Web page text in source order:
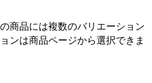
商品には複数のバリエーション
ンは商品ページから選択できま